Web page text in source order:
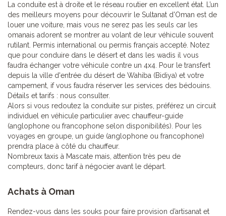
La conduite est à droite et le réseau routier en excellent état. L’un
des meilleurs moyens pour découvrir le Sultanat d'Oman est de
louer une voiture, mais vous ne serez pas les seuls car les
omanais adorent se montrer au volant de leur véhicule souvent
rutilant. Permis international ou permis français accepté. Notez
que pour conduire dans le désert et dans les wadis il vous
faudra échanger votre véhicule contre un 4x4. Pour le transfert
depuis la ville d'entrée du désert de Wahiba (Bidiya) et votre
campement, if vous faudra réserver les services des bédouins.
Détails et tarifs : nous consulter.
Alors si vous redoutez la conduite sur pistes, préférez un circuit
individuel en véhicule particulier avec chauffeur-guide
(anglophone ou francophone selon disponibilités). Pour les
voyages en groupe, un guide (anglophone ou francophone)
prendra place à côté du chauffeur.
Nombreux taxis à Mascate mais, attention très peu de
compteurs, donc tarif à négocier avant le départ.
Achats à Oman
Rendez-vous dans les souks pour faire provision d’artisanat et